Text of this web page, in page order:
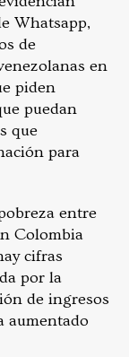
Whatsapp,
de
en
piden
puedan
que
para
entre
Colombia
cifras
por la
de ingresos
aumentado